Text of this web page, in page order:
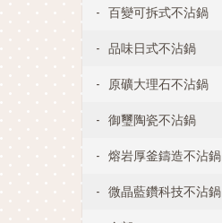
百變可拆式不沾鍋
品味日式不沾鍋
原礦大理石不沾鍋
御璽陶瓷不沾鍋
熔岩厚釜鑄造不沾鍋
微晶藍鑽科技不沾鍋